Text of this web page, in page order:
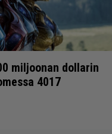
miljoonan dollarin
4017